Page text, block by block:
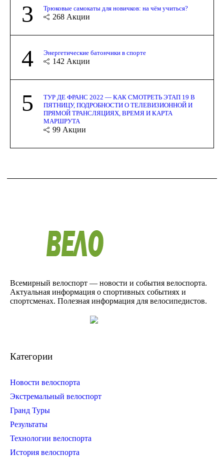
3 Трюковые самокаты для новичков: на чём учиться?
268 Акции
4 Энергетические батончики в спорте
142 Акции
5
ТУР ДЕ ФРАНС 2022 — КАК СМОТРЕТЬ ЭТАП 19 В
ПЯТНИЦУ, ПОДРОБНОСТИ О ТЕЛЕВИЗИОННОЙ И
ПРЯМОЙ ТРАНСЛЯЦИЯХ, ВРЕМЯ И КАРТА
МАРШРУТА
99 Акции
Всемирный велоспорт — новости и события велоспорта.
Актуальная информация о спортивных событиях и
спортсменах. Полезная информация для велосипедистов.
Категории
Новости велоспорта
Экстремальный велоспорт
Гранд Туры
Результаты
Технологии велоспорта
История велоспорта